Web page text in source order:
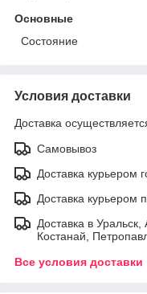
Основные
Состояние
Условия доставки
Доставка
Самовывоз
Доставка курьером
Доставка курьером
Доставка в
Костанай,
Все условия доставки